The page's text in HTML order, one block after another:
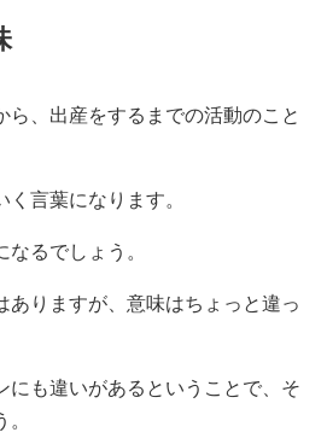
ら、出産をするまでの活動のこと
言葉になります。
るでしょう。
ありますが、意味はちょっと違っ
にも違いがあるということで、そ